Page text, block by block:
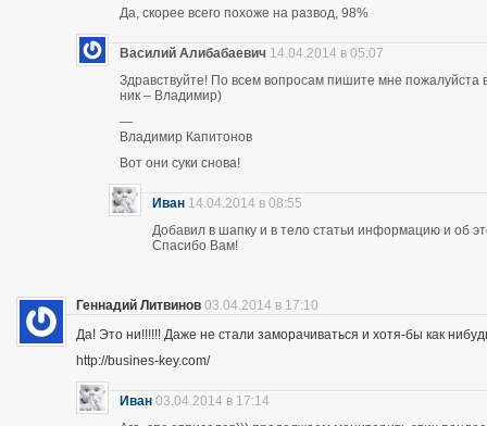
Да, скорее всего похоже на развод, 98%
Василий Алибабаевич 14.04.2014 в 05:07
Здравствуйте! По всем вопросам пишите мне
ник – Владимир)
—
Владимир Капитонов
Вот они суки снова!
Иван 14.04.2014 в 08:55
Добавил в шапку и в тело статьи информацию и об
Спасибо Вам!
Геннадий Литвинов 03.04.2014 в 17:10
Да! Это ни!!!!!! Даже не стали заморачиваться и хотя-бы как
http://busines-key.com/
Иван 03.04.2014 в 17:14